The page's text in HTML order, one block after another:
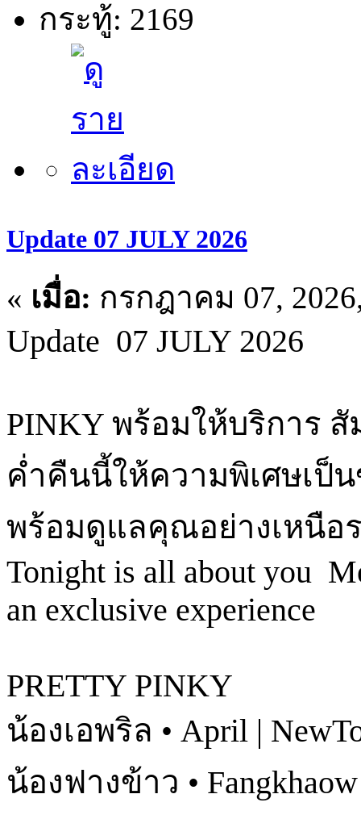
กระทู้: 2169
Update 07 JULY 2026
« เมื่อ: กรกฎาคม 07,
Update 07 JULY 2026
PINKY พร้อมให้บริการ
ค่ำคืนนี้ให้ความพิเศษเป็
พร้อมดูแลคุณอย่างเหนือ
Tonight is all about you
an exclusive experience
PRETTY PINKY
น้องเอพริล • April |
น้องฟางข้าว • Fangkhaow